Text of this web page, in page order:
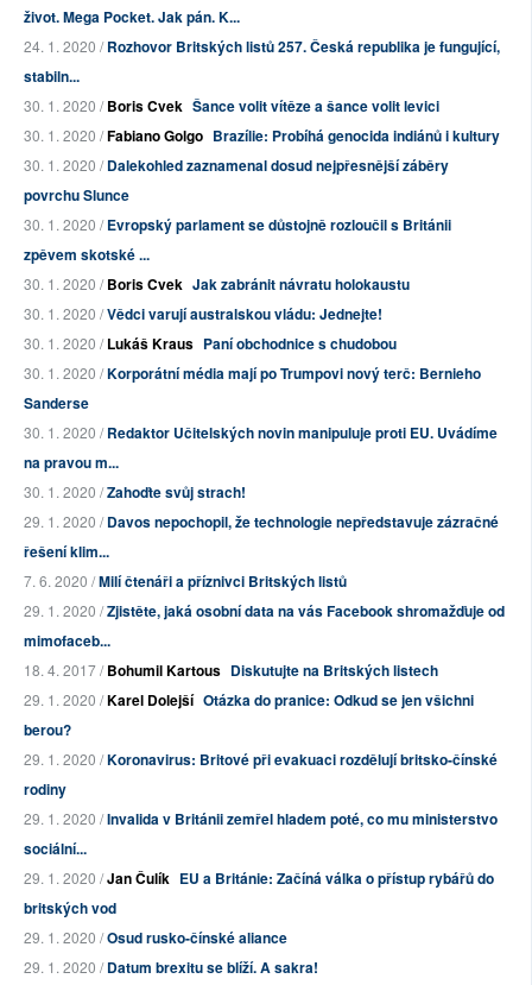
život. Mega Pocket. Jak pán. K...
24. 1. 2020 /Rozhovor Britských listů 257. Česká republika je fungující,
stabiln...
30. 1. 2020 /Boris Cvek Šance volit vítěze a šance volit levici
30. 1. 2020 /Fabiano Golgo Brazílie: Probíhá genocida indiánů i kultury
30. 1. 2020 /Dalekohled zaznamenal dosud nejpřesnější záběry
povrchu Slunce
30. 1. 2020 /Evropský parlament se důstojně rozloučil s Británii
zpěvem skotské ...
30. 1. 2020 /Boris Cvek Jak zabránit návratu holokaustu
30. 1. 2020 /Vědci varují australskou vládu: Jednejte!
30. 1. 2020 /Lukáš Kraus Paní obchodnice s chudobou
30. 1. 2020 /Korporátní média mají po Trumpovi nový terč: Bernieho
Sanderse
30. 1. 2020 /Redaktor Učitelských novin manipuluje proti EU. Uvádíme
na pravou m...
30. 1. 2020 /Zahoďte svůj strach!
29. 1. 2020 /Davos nepochopil, že technologie nepředstavuje zázračné
řešení klim...
7. 6. 2020 /Milí čtenáři a příznivci Britských listů
29. 1. 2020 /Zjistěte, jaká osobní data na vás Facebook shromažďuje od
mimofaceb...
18. 4. 2017 /Bohumil Kartous Diskutujte na Britských listech
29. 1. 2020 /Karel Dolejší Otázka do pranice: Odkud se jen všichni
berou?
29. 1. 2020 /Koronavirus: Britové při evakuaci rozdělují britsko-čínské
rodiny
29. 1. 2020 /Invalida v Británii zemřel hladem poté, co mu ministerstvo
sociální...
29. 1. 2020 /Jan Čulík EU a Británie: Začíná válka o přístup rybářů do
britských vod
29. 1. 2020 /Osud rusko-čínské aliance
29. 1. 2020 /Datum brexitu se blíží. A sakra!